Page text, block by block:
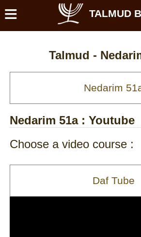
≡ TALMUD
Talmud -
Nedarim 51a: Youtube
Choose a video course :